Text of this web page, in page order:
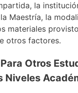
la
Maestría, la
materiales
otros factores.
Otros
Niveles